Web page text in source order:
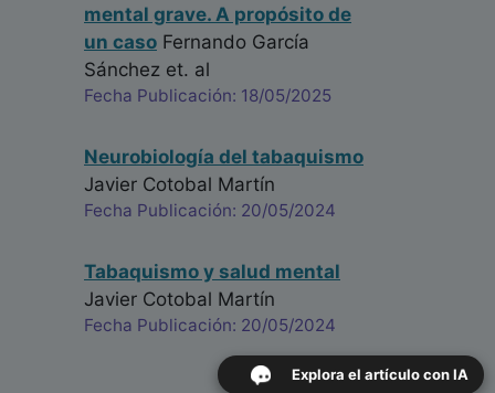
mental grave. A propósito de
un caso Fernando García
Sánchez et. al
Fecha Publicación: 18/05/2025
Neurobiología del tabaquismo
Javier Cotobal Martín
Fecha Publicación: 20/05/2024
Tabaquismo y salud mental
Javier Cotobal Martín
Fecha Publicación: 20/05/2024
Explora el artículo con IA